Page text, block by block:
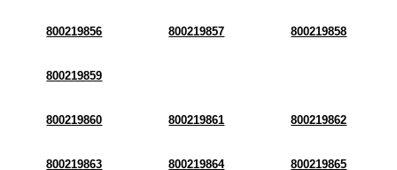
800219856 800219857 800219858
800219859
800219860 800219861 800219862
800219863 800219864 800219865